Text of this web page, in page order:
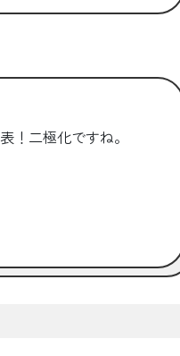
！二極化ですね。